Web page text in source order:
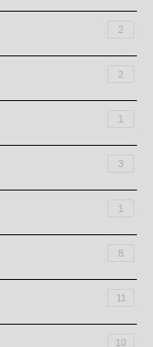
2
2
1
3
1
8
11
10